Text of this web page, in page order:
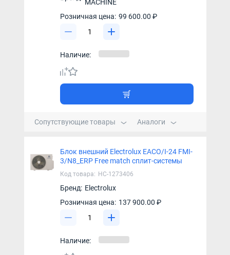
MACHINE
Розничная цена: 99 600.00 ₽
Наличие:
Сопутствующие товары Аналоги
Блок внешний Electrolux EACO/I-24 FMI-
3/N8_ERP Free match сплит-системы
Код товара: НС-1273406
Бренд: Electrolux
Розничная цена: 137 900.00 ₽
Наличие: